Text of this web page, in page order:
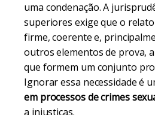
uma condenação. A
superiores exige que o
firme, coerente e,
outros elementos de prova,
que formem um conjunto
Ignorar essa necessidade é
em processos de crimes
a injustiças.